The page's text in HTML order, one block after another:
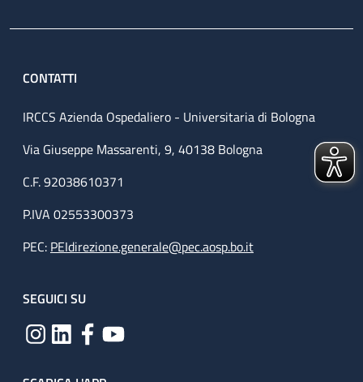
CONTATTI
IRCCS Azienda Ospedaliero - Universitaria di Bologna
Via Giuseppe Massarenti, 9, 40138 Bologna
C.F. 92038610371
P.IVA 02553300373
PEC: PEIdirezione.generale@pec.aosp.bo.it
SEGUICI SU